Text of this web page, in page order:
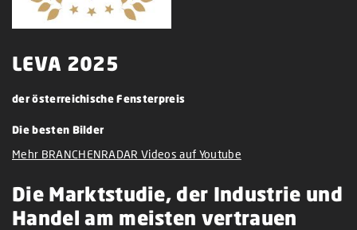
LEVA 2025
der österreichische Fensterpreis
Die besten Bilder
Mehr BRANCHENRADAR Videos auf Youtube
Die Marktstudie, der Industrie und
Handel am meisten vertrauen